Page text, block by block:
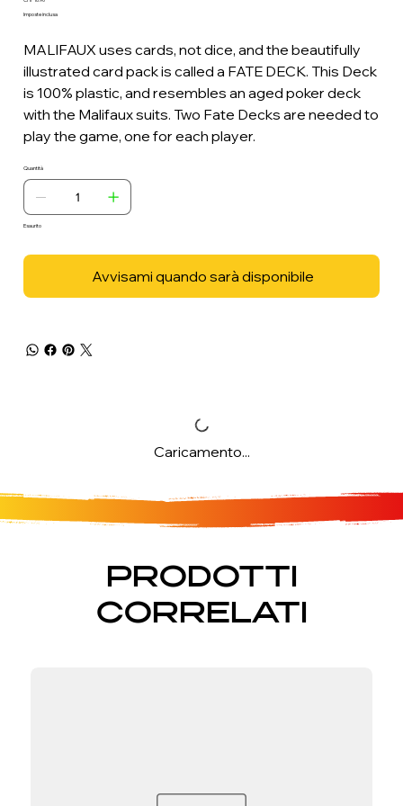
Imposte inclusa
MALIFAUX uses cards, not dice, and the beautifully
illustrated card pack is called a FATE DECK. This Deck
is 100% plastic, and resembles an aged poker deck
with the Malifaux suits. Two Fate Decks are needed to
play the game, one for each player.
Quantità
Esaurito
Avvisami quando sarà disponibile
Caricamento...
PRODOTTI
CORRELATI